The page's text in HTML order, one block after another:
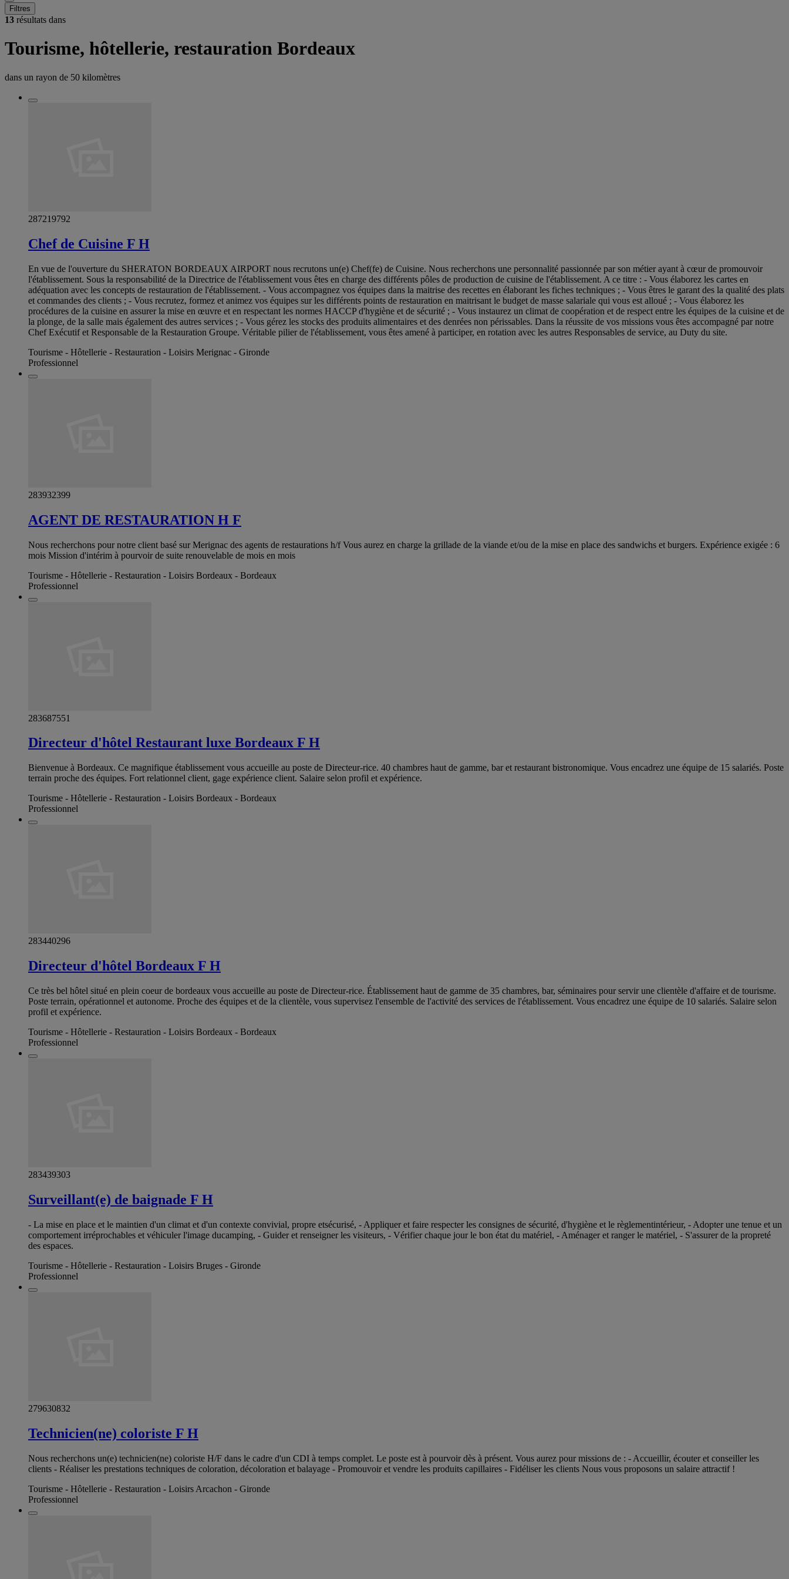
Filtres
13 résultats dans
Tourisme, hôtellerie, restauration Bordeaux
dans un rayon de 50 kilomètres
287219792
Chef de Cuisine F H
En vue de l'ouverture du SHERATON BORDEAUX AIRPORT nous recrutons un(e) Chef(fe) de Cuisine. Nous recherchons une personnalité passionnée par son métier ayant à cœur de promouvoir
l'établissement. Sous la responsabilité de la Directrice de l'établissement vous êtes en charge des différents pôles de production de cuisine de l'établissement. A ce titre : - Vous élaborez les cartes en
adéquation avec les concepts de restauration de l'établissement. - Vous accompagnez vos équipes dans la maitrise des recettes en élaborant les fiches techniques ; - Vous êtres le garant des la qualité des plats
et commandes des clients ; - Vous recrutez, formez et animez vos équipes sur les différents points de restauration en maitrisant le budget de masse salariale qui vous est alloué ; - Vous élaborez les
procédures de la cuisine en assurer la mise en œuvre et en respectant les normes HACCP d'hygiène et de sécurité ; - Vous instaurez un climat de coopération et de respect entre les équipes de la cuisine et de
la plonge, de la salle mais également des autres services ; - Vous gérez les stocks des produits alimentaires et des denrées non périssables. Dans la réussite de vos missions vous êtes accompagné par notre
Chef Exécutif et Responsable de la Restauration Groupe. Véritable pilier de l'établissement, vous êtes amené à participer, en rotation avec les autres Responsables de service, au Duty du site.
Tourisme - Hôtellerie - Restauration - Loisirs Merignac - Gironde
Professionnel
283932399
AGENT DE RESTAURATION H F
Nous recherchons pour notre client basé sur Merignac des agents de restaurations h/f Vous aurez en charge la grillade de la viande et/ou de la mise en place des sandwichs et burgers. Expérience exigée : 6
mois Mission d'intérim à pourvoir de suite renouvelable de mois en mois
Tourisme - Hôtellerie - Restauration - Loisirs Bordeaux - Bordeaux
Professionnel
283687551
Directeur d'hôtel Restaurant luxe Bordeaux F H
Bienvenue à Bordeaux. Ce magnifique établissement vous accueille au poste de Directeur-rice. 40 chambres haut de gamme, bar et restaurant bistronomique. Vous encadrez une équipe de 15 salariés. Poste
terrain proche des équipes. Fort relationnel client, gage expérience client. Salaire selon profil et expérience.
Tourisme - Hôtellerie - Restauration - Loisirs Bordeaux - Bordeaux
Professionnel
283440296
Directeur d'hôtel Bordeaux F H
Ce très bel hôtel situé en plein coeur de bordeaux vous accueille au poste de Directeur-rice. Établissement haut de gamme de 35 chambres, bar, séminaires pour servir une clientèle d'affaire et de tourisme.
Poste terrain, opérationnel et autonome. Proche des équipes et de la clientèle, vous supervisez l'ensemble de l'activité des services de l'établissement. Vous encadrez une équipe de 10 salariés. Salaire selon
profil et expérience.
Tourisme - Hôtellerie - Restauration - Loisirs Bordeaux - Bordeaux
Professionnel
283439303
Surveillant(e) de baignade F H
- La mise en place et le maintien d'un climat et d'un contexte convivial, propre etsécurisé, - Appliquer et faire respecter les consignes de sécurité, d'hygiène et le règlementintérieur, - Adopter une tenue et un
comportement irréprochables et véhiculer l'image ducamping, - Guider et renseigner les visiteurs, - Vérifier chaque jour le bon état du matériel, - Aménager et ranger le matériel, - S'assurer de la propreté
des espaces.
Tourisme - Hôtellerie - Restauration - Loisirs Bruges - Gironde
Professionnel
279630832
Technicien(ne) coloriste F H
Nous recherchons un(e) technicien(ne) coloriste H/F dans le cadre d'un CDI à temps complet. Le poste est à pourvoir dès à présent. Vous aurez pour missions de : - Accueillir, écouter et conseiller les
clients - Réaliser les prestations techniques de coloration, décoloration et balayage - Promouvoir et vendre les produits capillaires - Fidéliser les clients Nous vous proposons un salaire attractif !
Tourisme - Hôtellerie - Restauration - Loisirs Arcachon - Gironde
Professionnel